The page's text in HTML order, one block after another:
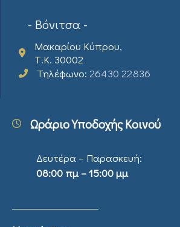
- Βόνιτσα -
Μακαρίου Κύπρου,
Τ.Κ. 30002
Τηλέφωνο: 26430 22836
Ωράριο Υποδοχής Κοινού
Δευτέρα – Παρασκευή:
08:00 πμ – 15:00 μμ